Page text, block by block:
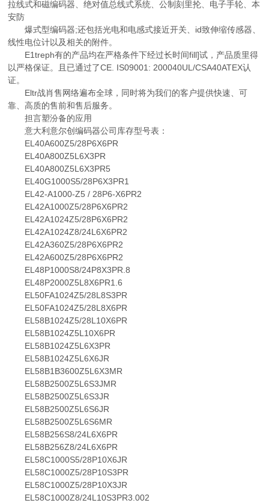
拉线式和磁编码器、绝对值总线式系统、公制刻里抡、电子手轮、本
安防
爆式型编码器;还包括光电和电感式接近开关、id致伸缩传感器、
线性电位计以及相关的附件。
E1treph有的产品均在严格条件下经过长时间fill]试，产品质里得
以严格保证。且已通过了CE. IS09001: 200040UL/CSA40ATEX认
证。
Eltr战肖售网络遍布全球，同时将为我们的客户提供快速、可
靠、高质的售前和售后服务。
担言塑汾备的应用
意大利意尔创编码器公司库存型号表：
EL40A600Z5/28P6X6PR
EL40A800Z5L6X3PR
EL40A800Z5L6X3PR5
EL40G1000S5/28P6X3PR1
EL42-A1000-Z5 / 28P6-X6PR2
EL42A1000Z5/28P6X6PR2
EL42A1024Z5/28P6X6PR2
EL42A1024Z8/24L6X6PR2
EL42A360Z5/28P6X6PR2
EL42A600Z5/28P6X6PR2
EL48P1000S8/24P8X3PR.8
EL48P2000Z5L8X6PR1.6
EL50FA1024Z5/28L8S3PR
EL50FA1024Z5/28L8X6PR
EL58B1024Z5/28L10X6PR
EL58B1024Z5L10X6PR
EL58B1024Z5L6X3PR
EL58B1024Z5L6X6JR
EL58B1B3600Z5L6X3MR
EL58B2500Z5L6S3JMR
EL58B2500Z5L6S3JR
EL58B2500Z5L6S6JR
EL58B2500Z5L6S6MR
EL58B256S8/24L6X6PR
EL58B256Z8/24L6X6PR
EL58C1000S5/28P10X6JR
EL58C1000Z5/28P10S3PR
EL58C1000Z5/28P10X3JR
EL58C1000Z8/24L10S3PR3.002